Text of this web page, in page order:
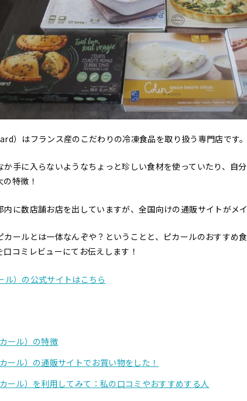
）はフランス産のこだわりの冷凍食品を取り扱う専門店です。
か手に入らないようなちょっと珍しい食材を使っていたり、自
特徴！
内に数店舗お店を出していますが、全国向けの通販サイトがメイ
カールとは一体なんぞや？ということと、ピカールのおすすめ
コミレビューにてお伝えします！
）の公式サイトはこちら
ール）の特徴
ール）の通販サイトでお買い物をした！
ール）を利用してみて：私の口コミやおすすめする人